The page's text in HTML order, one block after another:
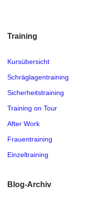
Training
Kursübersicht
Schräglagentraining
Sicherheitstraining
Training on Tour
After Work
Frauentraining
Einzeltraining
Blog-Archiv